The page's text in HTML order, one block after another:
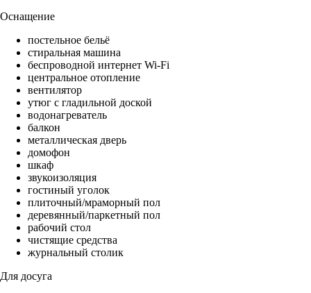
Оснащение
постельное бельё
стиральная машина
беспроводной интернет Wi-Fi
центральное отопление
вентилятор
утюг с гладильной доской
водонагреватель
балкон
металлическая дверь
домофон
шкаф
звукоизоляция
гостиный уголок
плиточный/мраморный пол
деревянный/паркетный пол
рабочий стол
чистящие средства
журнальный столик
Для досуга